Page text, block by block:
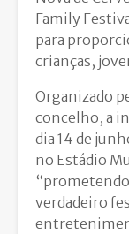
Family
para
crianças,
Organizado
concelho, a
dia 14 de
no Estádio
verdadeiro